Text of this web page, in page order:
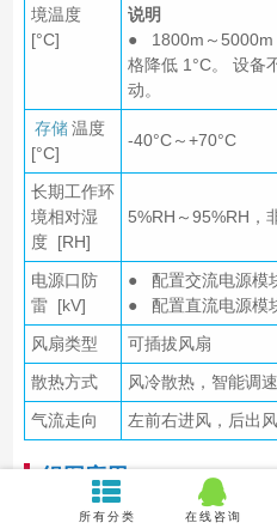
境温度
[°C]
说明
● 1800m～5000m
格降低 1°C。 设备
动。
存储 温度
[°C]
-40°C～+70°C
长期工作环
境相对湿
度 [RH]
5%RH～95%RH，
电源口防
雷 [kV]
● 配置交流电源模
● 配置直流电源模
风扇类型
可插拔风扇
散热方式
风冷散热，智能调速
气流走向
左前右进风，后出风
组网应用
所有分类 在线咨询